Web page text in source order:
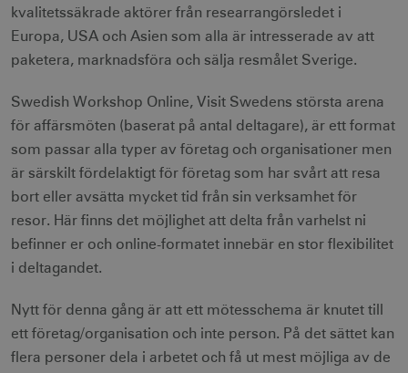
kvalitetssäkrade aktörer från researrangörsledet i
Europa, USA och Asien som alla är intresserade av att
paketera, marknadsföra och sälja resmålet Sverige.
Swedish Workshop Online, Visit Swedens största arena
för affärsmöten (baserat på antal deltagare), är ett format
som passar alla typer av företag och organisationer men
är särskilt fördelaktigt för företag som har svårt att resa
bort eller avsätta mycket tid från sin verksamhet för
resor. Här finns det möjlighet att delta från varhelst ni
befinner er och online-formatet innebär en stor flexibilitet
i deltagandet.
Nytt för denna gång är att ett mötesschema är knutet till
ett företag/organisation och inte person. På det sättet kan
flera personer dela i arbetet och få ut mest möjliga av de